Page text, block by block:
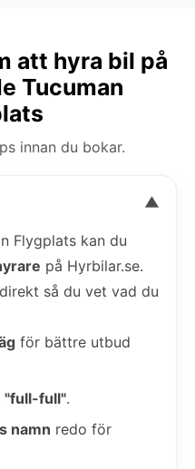
att hyra bil på
Tucuman
innan du bokar.
▼
Flygplats kan du
på Hyrbilar.se.
så du vet vad du
för bättre utbud
"full-full".
namn redo för